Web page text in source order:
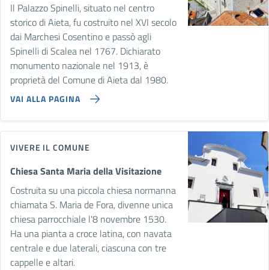
Il Palazzo Spinelli, situato nel centro
storico di Aieta, fu costruito nel XVI secolo
dai Marchesi Cosentino e passò agli
Spinelli di Scalea nel 1767. Dichiarato
monumento nazionale nel 1913, è
proprietà del Comune di Aieta dal 1980.
VAI ALLA PAGINA
VIVERE IL COMUNE
Chiesa Santa Maria della Visitazione
Costruita su una piccola chiesa normanna
chiamata S. Maria de Fora, divenne unica
chiesa parrocchiale l'8 novembre 1530.
Ha una pianta a croce latina, con navata
centrale e due laterali, ciascuna con tre
cappelle e altari.